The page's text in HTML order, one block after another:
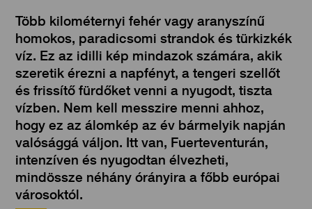
Több kilométernyi fehér vagy aranyszínű
homokos, paradicsomi strandok és türkizkék
víz. Ez az idilli kép mindazok számára, akik
szeretik érezni a napfényt, a tengeri szellőt
és frissítő fürdőket venni a nyugodt, tiszta
vízben. Nem kell messzire menni ahhoz,
hogy ez az álomkép az év bármelyik napján
valósággá váljon. Itt van, Fuerteventurán,
intenzíven és nyugodtan élvezheti,
mindössze néhány órányira a főbb európai
városoktól.